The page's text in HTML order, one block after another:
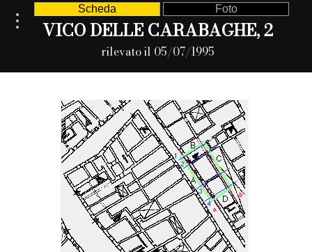
Scheda Foto
VICO DELLE CARABAGHE, 2
rilevato il 05/07/1995